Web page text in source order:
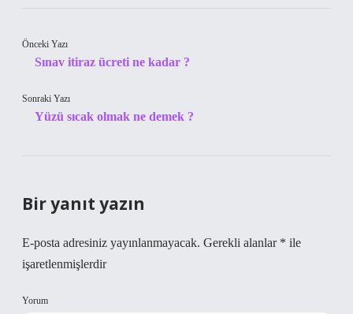
Önceki Yazı
Sınav itiraz ücreti ne kadar ?
Sonraki Yazı
Yüzü sıcak olmak ne demek ?
Bir yanıt yazın
E-posta adresiniz yayınlanmayacak. Gerekli alanlar * ile
işaretlenmişlerdir
Yorum